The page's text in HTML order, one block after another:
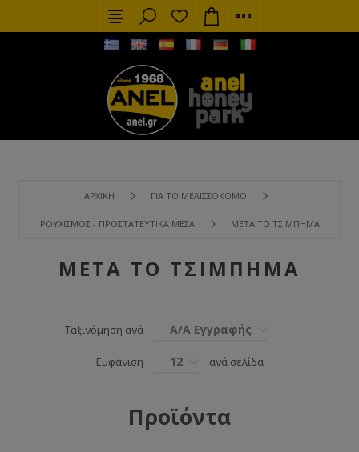
ΑΡΧΙΚΉ ΓΙΑ ΤΟ ΜΕΛΙΣΣΟΚΌΜΟ
ΡΟΥΧΙΣΜΌΣ - ΠΡΟΣΤΑΤΕΥΤΙΚΆ ΜΈΣΑ ΜΕΤΆ ΤΟ ΤΣΊΜΠΗΜΑ
ΜΕΤΆ ΤΟ ΤΣΊΜΠΗΜΑ
Ταξινόμηση ανά Α/Α Εγγραφής
Εμφάνιση 12 ανά σελίδα
Προϊόντα